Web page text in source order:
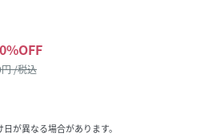
%OFF
円 /税込
が異なる場合があります。